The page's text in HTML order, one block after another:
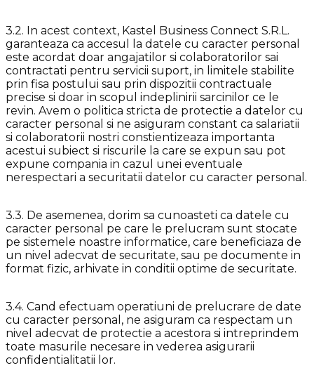
3.2. In acest context, Kastel Business Connect S.R.L.
garanteaza ca accesul la datele cu caracter personal
este acordat doar angajatilor si colaboratorilor sai
contractati pentru servicii suport, in limitele stabilite
prin fisa postului sau prin dispozitii contractuale
precise si doar in scopul indeplinirii sarcinilor ce le
revin. Avem o politica stricta de protectie a datelor cu
caracter personal si ne asiguram constant ca salariatii
si colaboratorii nostri constientizeaza importanta
acestui subiect si riscurile la care se expun sau pot
expune compania in cazul unei eventuale
nerespectari a securitatii datelor cu caracter personal.
3.3. De asemenea, dorim sa cunoasteti ca datele cu
caracter personal pe care le prelucram sunt stocate
pe sistemele noastre informatice, care beneficiaza de
un nivel adecvat de securitate, sau pe documente in
format fizic, arhivate in conditii optime de securitate.
3.4. Cand efectuam operatiuni de prelucrare de date
cu caracter personal, ne asiguram ca respectam un
nivel adecvat de protectie a acestora si intreprindem
toate masurile necesare in vederea asigurarii
confidentialitatii lor.